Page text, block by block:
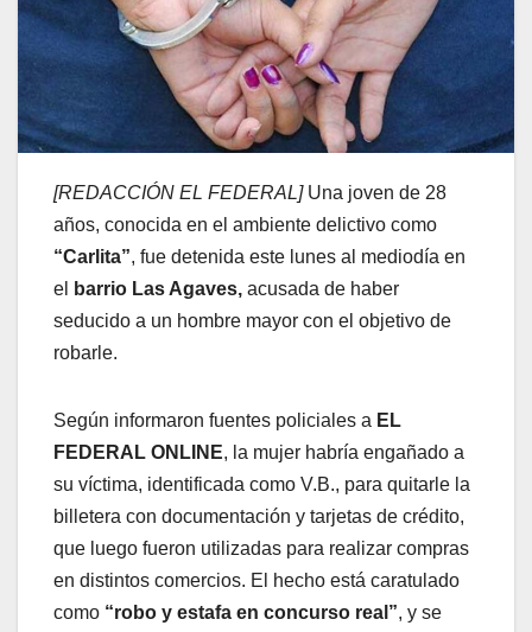
[REDACCIÓN EL FEDERAL]Una joven de 28
años, conocida en el ambiente delictivo como
“Carlita”, fue detenida este lunes al mediodía en
el
barrio Las Agaves, acusada de haber
seducido a un hombre mayor con el objetivo de
robarle.
Según informaron fuentes policiales a EL
FEDERAL ONLINE, la mujer habría engañado a
su víctima, identificada como V.B., para quitarle la
billetera con documentación y tarjetas de crédito,
que luego fueron utilizadas para realizar compras
en distintos comercios. El hecho está caratulado
como “robo y estafa en concurso real”, y se